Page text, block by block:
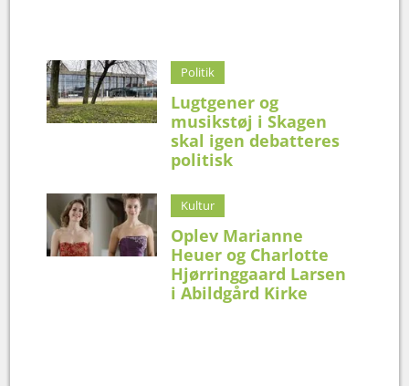
Politik
Lugtgener og
musikstøj i Skagen
skal igen debatteres
politisk
Kultur
Oplev Marianne
Heuer og Charlotte
Hjørringgaard Larsen
i Abildgård Kirke